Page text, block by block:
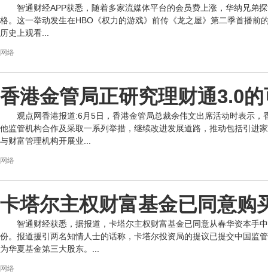
智通财经APP获悉，随着多家流媒体平台的会员费上涨，华纳兄弟
格。这一举动发生在HBO《权力的游戏》前传《龙之屋》第二季首播前
历史上观看...
网络
香港金管局正研究理财通3.0
观点网香港报道:6月5日，香港金管局总裁余伟文出席活动时表示
他监管机构合作及采取一系列举措，继续改进发展道路，推动包括引进
与财富管理机构开展业...
网络
卡塔尔主权财富基金已同意购
智通财经获悉，据报道，卡塔尔主权财富基金已同意从春华资本
份。报道援引两名知情人士的话称，卡塔尔投资局的提议已提交中国监
为华夏基金第三大股东。...
网络